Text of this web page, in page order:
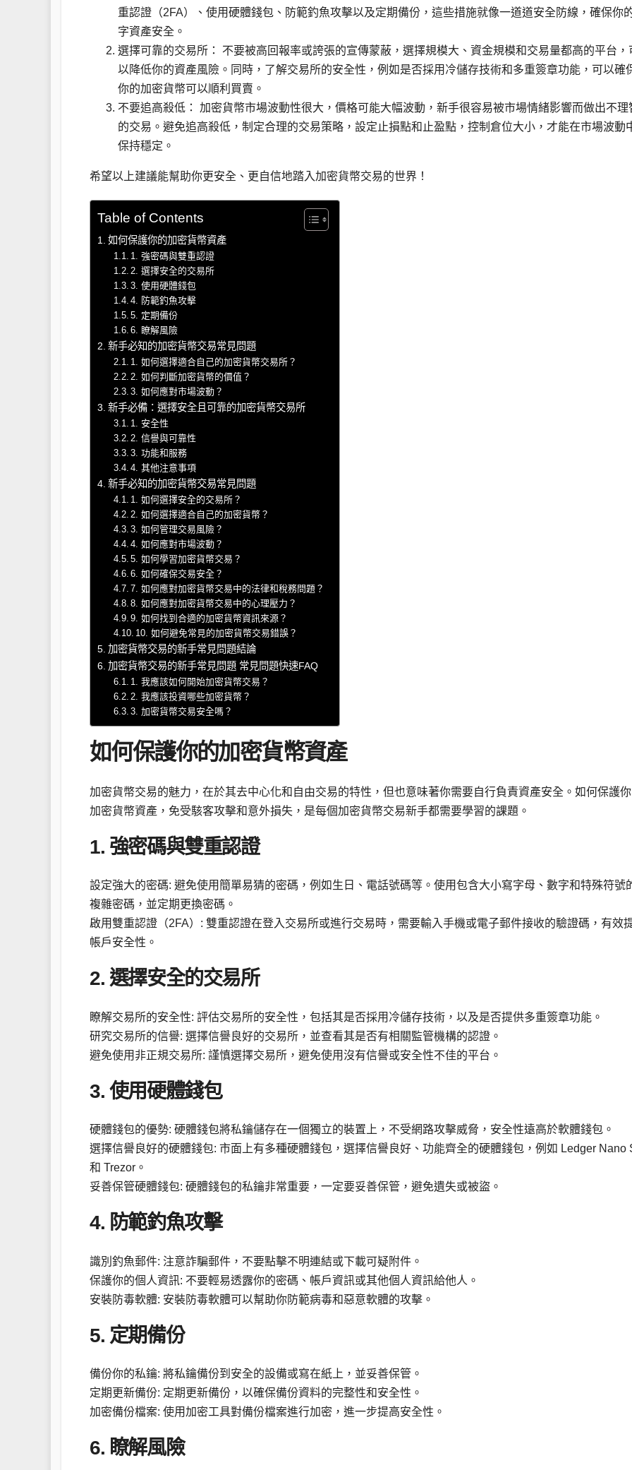
重認證（2FA）、使用硬體錢包、防範釣魚攻擊以及定期備份，這些措施就像一道道安全防線，確保你
字資產安全。
選擇可靠的交易所： 不要被高回報率或誇張的宣傳蒙蔽，選擇規模大、資金規模和交易量都高的平台，
以降低你的資產風險。同時，了解交易所的安全性，例如是否採用冷儲存技術和多重簽章功能，可以確
你的加密貨幣可以順利買賣。
不要追高殺低： 加密貨幣市場波動性很大，價格可能大幅波動，新手很容易被市場情緒影響而做出不理
的交易。避免追高殺低，制定合理的交易策略，設定止損點和止盈點，控制倉位大小，才能在市場波動
保持穩定。
希望以上建議能幫助你更安全、更自信地踏入加密貨幣交易的世界！
Table of Contents
如何保護你的加密貨幣資產
1. 強密碼與雙重認證
2. 選擇安全的交易所
3. 使用硬體錢包
4. 防範釣魚攻擊
5. 定期備份
6. 瞭解風險
新手必知的加密貨幣交易常見問題
1. 如何選擇適合自己的加密貨幣交易所？
2. 如何判斷加密貨幣的價值？
3. 如何應對市場波動？
新手必備：選擇安全且可靠的加密貨幣交易所
1. 安全性
2. 信譽與可靠性
3. 功能和服務
4. 其他注意事項
新手必知的加密貨幣交易常見問題
1. 如何選擇安全的交易所？
2. 如何選擇適合自己的加密貨幣？
3. 如何管理交易風險？
4. 如何應對市場波動？
5. 如何學習加密貨幣交易？
6. 如何確保交易安全？
7. 如何應對加密貨幣交易中的法律和稅務問題？
8. 如何應對加密貨幣交易中的心理壓力？
9. 如何找到合適的加密貨幣資訊來源？
10. 如何避免常見的加密貨幣交易錯誤？
加密貨幣交易的新手常見問題結論
加密貨幣交易的新手常見問題 常見問題快速FAQ
1. 我應該如何開始加密貨幣交易？
2. 我應該投資哪些加密貨幣？
3. 加密貨幣交易安全嗎？
如何保護你的加密貨幣資產
加密貨幣交易的魅力，在於其去中心化和自由交易的特性，但也意味著你需要自行負責資產安全。如何保護
加密貨幣資產，免受駭客攻擊和意外損失，是每個加密貨幣交易新手都需要學習的課題。
1. 強密碼與雙重認證
設定強大的密碼: 避免使用簡單易猜的密碼，例如生日、電話號碼等。使用包含大小寫字母、數字和特殊符號
複雜密碼，並定期更換密碼。
啟用雙重認證（2FA）: 雙重認證在登入交易所或進行交易時，需要輸入手機或電子郵件接收的驗證碼，有效
帳戶安全性。
2. 選擇安全的交易所
瞭解交易所的安全性: 評估交易所的安全性，包括其是否採用冷儲存技術，以及是否提供多重簽章功能。
研究交易所的信譽: 選擇信譽良好的交易所，並查看其是否有相關監管機構的認證。
避免使用非正規交易所: 謹慎選擇交易所，避免使用沒有信譽或安全性不佳的平台。
3. 使用硬體錢包
硬體錢包的優勢: 硬體錢包將私鑰儲存在一個獨立的裝置上，不受網路攻擊威脅，安全性遠高於軟體錢包。
選擇信譽良好的硬體錢包: 市面上有多種硬體錢包，選擇信譽良好、功能齊全的硬體錢包，例如 Ledger Nano
和 Trezor。
妥善保管硬體錢包: 硬體錢包的私鑰非常重要，一定要妥善保管，避免遺失或被盜。
4. 防範釣魚攻擊
識別釣魚郵件: 注意詐騙郵件，不要點擊不明連結或下載可疑附件。
保護你的個人資訊: 不要輕易透露你的密碼、帳戶資訊或其他個人資訊給他人。
安裝防毒軟體: 安裝防毒軟體可以幫助你防範病毒和惡意軟體的攻擊。
5. 定期備份
備份你的私鑰: 將私鑰備份到安全的設備或寫在紙上，並妥善保管。
定期更新備份: 定期更新備份，以確保備份資料的完整性和安全性。
加密備份檔案: 使用加密工具對備份檔案進行加密，進一步提高安全性。
6. 瞭解風險